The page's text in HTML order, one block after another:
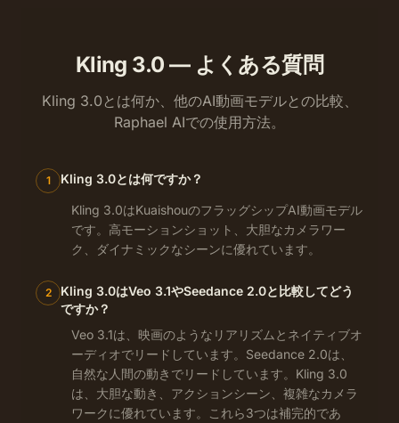
Kling 3.0 — よくある質問
Kling 3.0とは何か、他のAI動画モデルとの比較、
Raphael AIでの使用方法。
1 Kling 3.0とは何ですか？
Kling 3.0はKuaishouのフラッグシップAI動画モデル
です。高モーションショット、大胆なカメラワー
ク、ダイナミックなシーンに優れています。
2
Kling 3.0はVeo 3.1やSeedance 2.0と比較してどう
ですか？
Veo 3.1は、映画のようなリアリズムとネイティブオ
ーディオでリードしています。Seedance 2.0は、
自然な人間の動きでリードしています。Kling 3.0
は、大胆な動き、アクションシーン、複雑なカメラ
ワークに優れています。これら3つは補完的であ